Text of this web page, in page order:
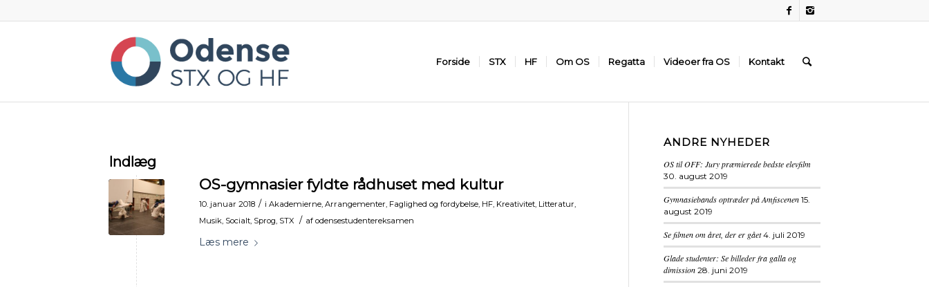
Forside STX HF Om OS Regatta Videoer fra OS Kontakt
Indlæg
OS-gymnasier fyldte rådhuset med kultur
10. januar 2018 / i Akademierne, Arrangementer, Faglighed og fordybelse, HF, Kreativitet, Litteratur,
Musik, Socialt, Sprog, STX / af odensestudentereksamen
Læs mere
ANDRE NYHEDER
OS til OFF: Jury præmierede bedste elevfilm
30. august 2019
Gymnasiebands optræder på Amfiscenen 15.
august 2019
Se filmen om året, der er gået 4. juli 2019
Glade studenter: Se billeder fra galla og
dimission 28. juni 2019